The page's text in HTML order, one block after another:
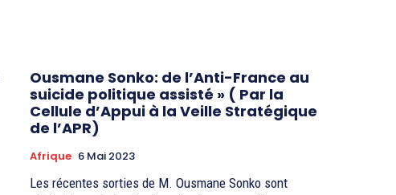
Ousmane Sonko: de l’Anti-France au
suicide politique assisté » ( Par la
Cellule d’Appui à la Veille Stratégique
de l’APR)
Afrique 6 Mai 2023
Les récentes sorties de M. Ousmane Sonko sont